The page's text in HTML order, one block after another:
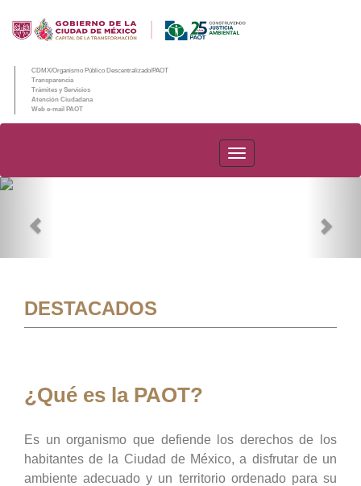
CDMX/Organismo Público Descentralizado/PAOT
Transparencia
Trámites y Servicios
Atención Ciudadana
Web e-mail PAOT
PAOT
DESTACADOS
¿Qué es la PAOT?
Es un organismo que defiende los derechos de los
habitantes de la Ciudad de México, a disfrutar de un
ambiente adecuado y un territorio ordenado para su